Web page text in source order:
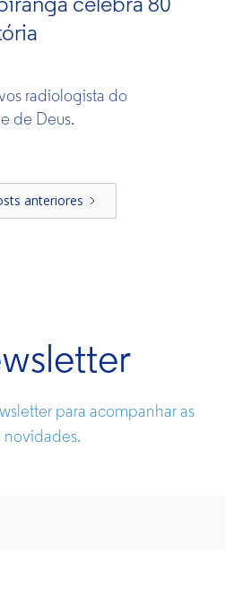
celebra 80
radiologista do
de Deus.
anteriores
para acompanhar as
novidades.